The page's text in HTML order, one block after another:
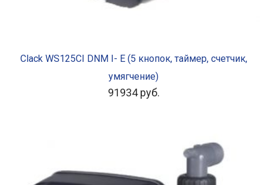
Clack WS125CI DNM I- E (5 кнопок, таймер, счетчик,
умягчение)
91934руб.